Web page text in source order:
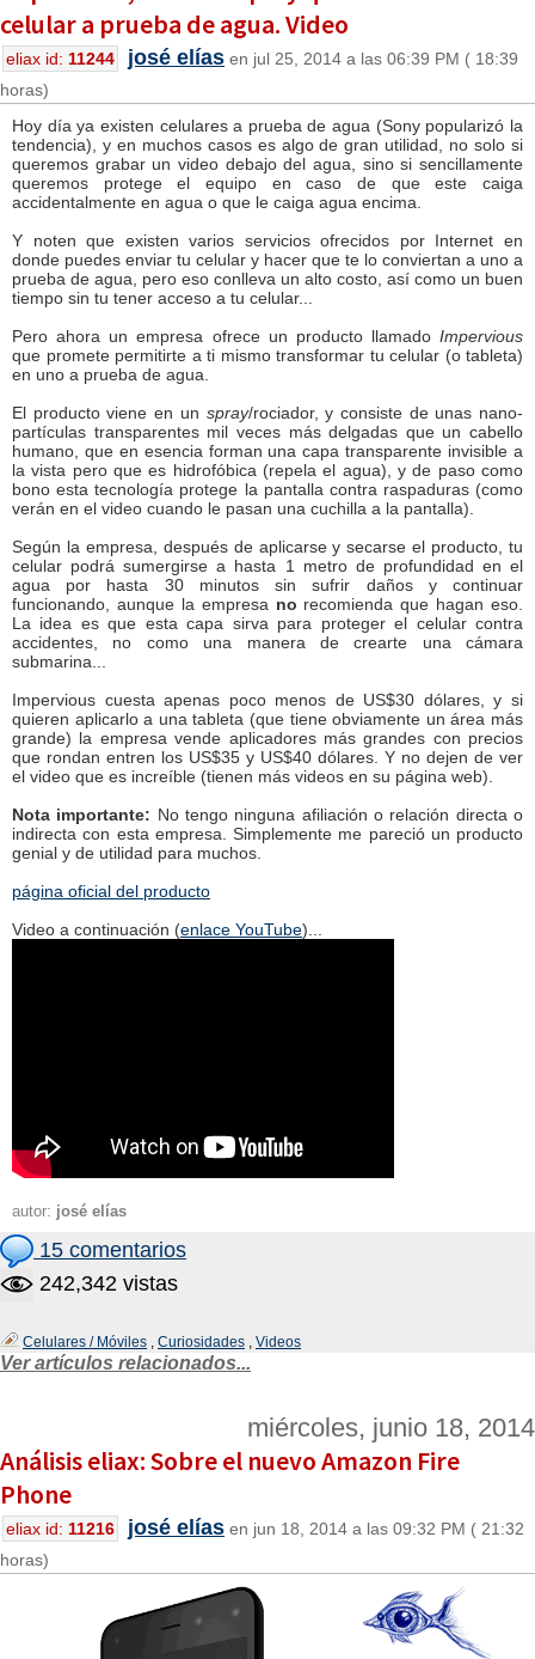
celular a prueba de agua. Video
eliax id: 11244 josé elías en jul 25, 2014 a las 06:39 PM ( 18:39
horas)
Hoy día ya existen celulares a prueba de agua (Sony popularizó la
tendencia), y en muchos casos es algo de gran utilidad, no solo si
queremos grabar un video debajo del agua, sino si sencillamente
queremos protege el equipo en caso de que este caiga
accidentalmente en agua o que le caiga agua encima.
Y noten que existen varios servicios ofrecidos por Internet en
donde puedes enviar tu celular y hacer que te lo conviertan a uno a
prueba de agua, pero eso conlleva un alto costo, así como un buen
tiempo sin tu tener acceso a tu celular...
Pero ahora un empresa ofrece un producto llamado Impervious
que promete permitirte a ti mismo transformar tu celular (o tableta)
en uno a prueba de agua.
El producto viene en un spray/rociador, y consiste de unas nano-
partículas transparentes mil veces más delgadas que un cabello
humano, que en esencia forman una capa transparente invisible a
la vista pero que es hidrofóbica (repela el agua), y de paso como
bono esta tecnología protege la pantalla contra raspaduras (como
verán en el video cuando le pasan una cuchilla a la pantalla).
Según la empresa, después de aplicarse y secarse el producto, tu
celular podrá sumergirse a hasta 1 metro de profundidad en el
agua por hasta 30 minutos sin sufrir daños y continuar
funcionando, aunque la empresa no recomienda que hagan eso.
La idea es que esta capa sirva para proteger el celular contra
accidentes, no como una manera de crearte una cámara
submarina...
Impervious cuesta apenas poco menos de US$30 dólares, y si
quieren aplicarlo a una tableta (que tiene obviamente un área más
grande) la empresa vende aplicadores más grandes con precios
que rondan entren los US$35 y US$40 dólares. Y no dejen de ver
el video que es increíble (tienen más videos en su página web).
Nota importante: No tengo ninguna afiliación o relación directa o
indirecta con esta empresa. Simplemente me pareció un producto
genial y de utilidad para muchos.
página oficial del producto
Video a continuación (enlace YouTube)...
autor: josé elías
15 comentarios
242,342 vistas
Celulares / Móviles , Curiosidades , Videos
Ver artículos relacionados...
miércoles, junio 18, 2014
Análisis eliax: Sobre el nuevo Amazon Fire
Phone
eliax id: 11216 josé elías en jun 18, 2014 a las 09:32 PM ( 21:32
horas)